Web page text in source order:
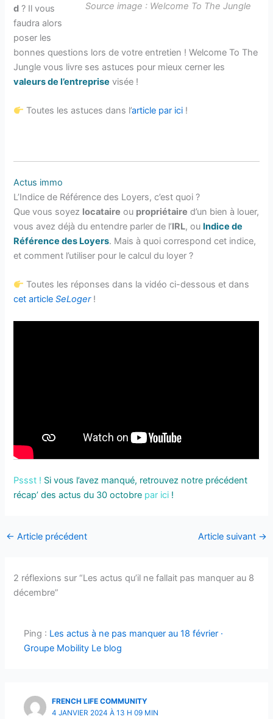
Source image : Welcome To The Jungle
d ? Il vous
faudra alors
poser les
bonnes questions lors de votre entretien ! Welcome To The
Jungle vous livre ses astuces pour mieux cerner les
valeursde l’entreprise visée !
Toutes les astuces dans l’article par ici !
Actus immo
L’Indice de Référence des Loyers, c’est quoi ?
Que vous soyez locataire ou propriétaire d’un bien à louer,
vous avez déjà du entendre parler de l’IRL, ou Indice de
Référence des Loyers. Mais à quoi correspond cet indice,
et comment l’utiliser pour le calcul du loyer ?
Toutes les réponses dans la vidéo ci-dessous et dans
cet articleSeLoger!
Pssst ! Si vous l’avez manqué, retrouvez notre précédent
récap’ des actus du 30 octobre par ici !
← Article précédent Article suivant →
2 réflexions sur “Les actus qu’il ne fallait pas manquer au 8
décembre”
Ping : Les actus à ne pas manquer au 18 février ·
Groupe Mobility Le blog
FRENCH LIFE COMMUNITY
4 JANVIER 2024 À 13 H 09 MIN